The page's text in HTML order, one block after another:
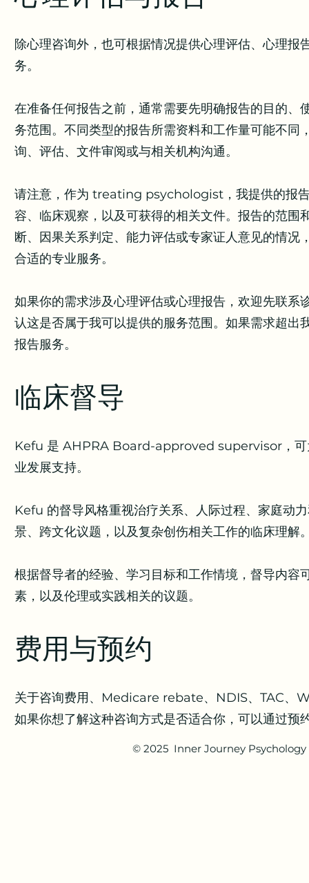
除心理咨询外，也可根据情况提供心理评估、心理
务。
在准备任何报告之前，通常需要先明确报告的目的
务范围。不同类型的报告所需资料和工作量可能不
询、评估、文件审阅或与相关机构沟通。
请注意，作为 treating psychologist，我提供的报
容、临床观察，以及可获得的相关文件。报告的范
断、因果关系判定、能力评估或专家证人意见的情
合适的专业服务。
如果你的需求涉及心理评估或心理报告，欢迎先联
认这是否属于我可以提供的服务范围。如果需求超
报告服务。
临床督导
Kefu 是 AHPRA Board-approved supervisor，可
业发展支持。
Kefu 的督导风格重视治疗关系、人际过程、家庭动
景、跨文化议题，以及复杂创伤相关工作的临床理解
根据督导者的经验、学习目标和工作情境，督导内
素，以及伦理或实践相关的议题。
费用与预约
关于咨询费用、Medicare rebate、NDIS、TAC、
如果你想了解这种咨询方式是否适合你，可以通过预
© 2025 Inner Journey Psychology